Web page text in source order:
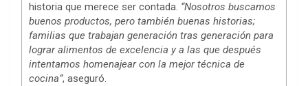
historia que merece ser contada. “Nosotros buscamos
buenos productos, pero también buenas historias;
familias que trabajan generación tras generación para
lograr alimentos de excelencia y a las que después
intentamos homenajear con la mejor técnica de
cocina”, aseguró.